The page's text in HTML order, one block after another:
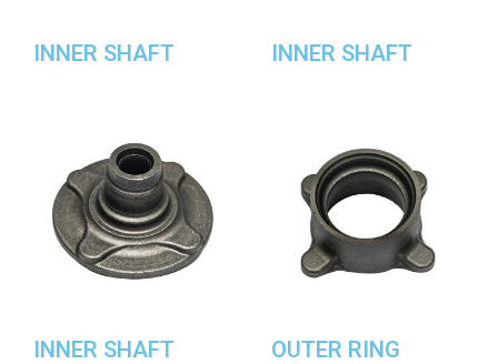
INNER SHAFT INNER SHAFT
INNER SHAFT OUTER RING